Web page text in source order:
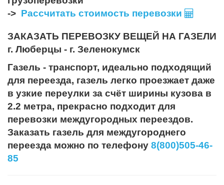
-> Рассчитать стоимость перевозки
ЗАКАЗАТЬ ПЕРЕВОЗКУ ВЕЩЕЙ НА ГАЗЕЛИ
г. Люберцы - г. Зеленокумск
Газель - транспорт, идеально подходящий
для переезда, газель легко проезжает даже
в узкие переулки за счёт ширины кузова в
2.2 метра, прекрасно подходит для
перевозки междугородных переездов.
Заказать газель для междугороднего
переезда можно по телефону 8(800)505-46-
85